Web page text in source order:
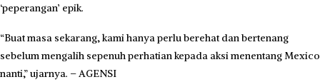
‘pepera­ngan’ epik.
“Buat masa sekarang, kami hanya perlu berehat dan bertenang
sebelum mengalih sepenuh perhatian kepada aksi menentang Mexico
nanti,” ujar­nya. – AGENSI